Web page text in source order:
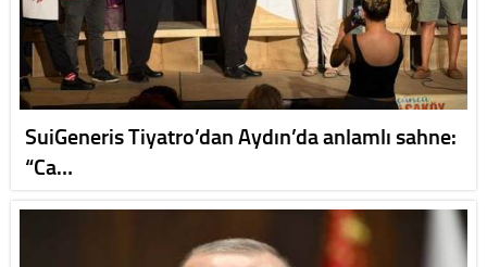
SuiGeneris Tiyatro’dan Aydın’da anlamlı sahne:
“Ca…